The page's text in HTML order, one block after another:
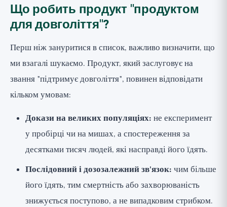
Що ж взяти з досліджень?
Ширша перспектива
Що робить продукт "продуктом
для довголіття"?
Перш ніж зануритися в список, важливо визначити, що
ми взагалі шукаємо. Продукт, який заслуговує на
звання "підтримує довголіття", повинен відповідати
кільком умовам:
Докази на великих популяціях: не експеримент
у пробірці чи на мишах, а спостереження за
десятками тисяч людей, які насправді його їдять.
Послідовний і дозозалежний зв'язок: чим більше
його їдять, тим смертність або захворюваність
знижується поступово, а не випадковим стрибком.